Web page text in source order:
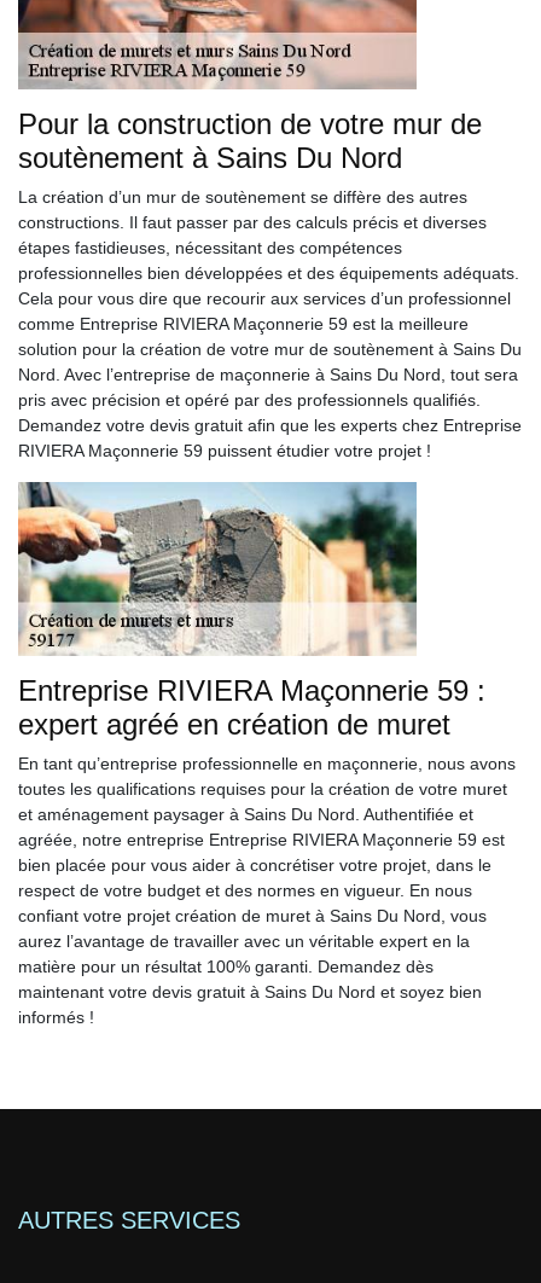
Pour la construction de votre mur de
soutènement à Sains Du Nord
La création d’un mur de soutènement se diffère des autres
constructions. Il faut passer par des calculs précis et diverses
étapes fastidieuses, nécessitant des compétences
professionnelles bien développées et des équipements adéquats.
Cela pour vous dire que recourir aux services d’un professionnel
comme Entreprise RIVIERA Maçonnerie 59 est la meilleure
solution pour la création de votre mur de soutènement à Sains Du
Nord. Avec l’entreprise de maçonnerie à Sains Du Nord, tout sera
pris avec précision et opéré par des professionnels qualifiés.
Demandez votre devis gratuit afin que les experts chez Entreprise
RIVIERA Maçonnerie 59 puissent étudier votre projet !
Entreprise RIVIERA Maçonnerie 59 :
expert agréé en création de muret
En tant qu’entreprise professionnelle en maçonnerie, nous avons
toutes les qualifications requises pour la création de votre muret
et aménagement paysager à Sains Du Nord. Authentifiée et
agréée, notre entreprise Entreprise RIVIERA Maçonnerie 59 est
bien placée pour vous aider à concrétiser votre projet, dans le
respect de votre budget et des normes en vigueur. En nous
confiant votre projet création de muret à Sains Du Nord, vous
aurez l’avantage de travailler avec un véritable expert en la
matière pour un résultat 100% garanti. Demandez dès
maintenant votre devis gratuit à Sains Du Nord et soyez bien
informés !
AUTRES SERVICES